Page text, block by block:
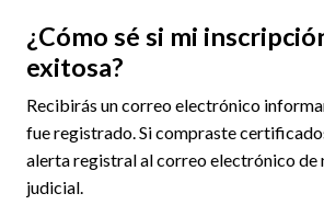
¿Cómo sé si mi
exitosa?
Recibirás un correo electrónico
fue registrado. Si compraste
alerta registral al correo electrónico
judicial.